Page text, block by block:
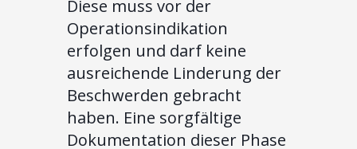
Diese muss vor der
Operationsindikation
erfolgen und darf keine
ausreichende Linderung der
Beschwerden gebracht
haben. Eine sorgfältige
Dokumentation dieser Phase